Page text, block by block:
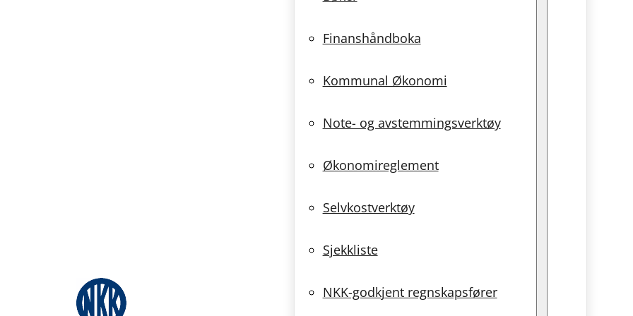
Finanshåndboka
Kommunal Økonomi
Note- og avstemmingsverktøy
Økonomireglement
Selvkostverktøy
Sjekkliste
NKK-godkjent regnskapsfører